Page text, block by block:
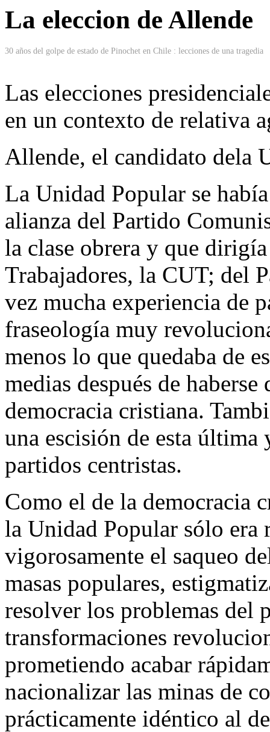
La eleccion de Allende
30 años del golpe de estado de Pinochet en Chile : lecciones de una tragedia
Las elecciones
en un contexto de relativa
Allende, el candidato dela
La Unidad Popular se
alianza del Partido
la clase obrera y que
Trabajadores, la CUT; del
vez mucha experiencia de
fraseología muy
menos lo que quedaba de
medias después de
democracia cristiana.
una escisión de esta última
partidos centristas.
Como el de la democracia
la Unidad Popular sólo era
vigorosamente el saqueo
masas populares,
resolver los problemas del
transformaciones
prometiendo acabar
nacionalizar las minas de
prácticamente idéntico al